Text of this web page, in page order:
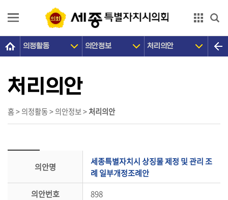
의
개
의
원
장
정
의정활동 의안정보 처리의안
홈 > 의정활동 > 의안정보 >처리의안
처리의안
의안명
세종특별자치시 상징물 제정 및 관리 조
례 일부개정조례안
의안번호
898